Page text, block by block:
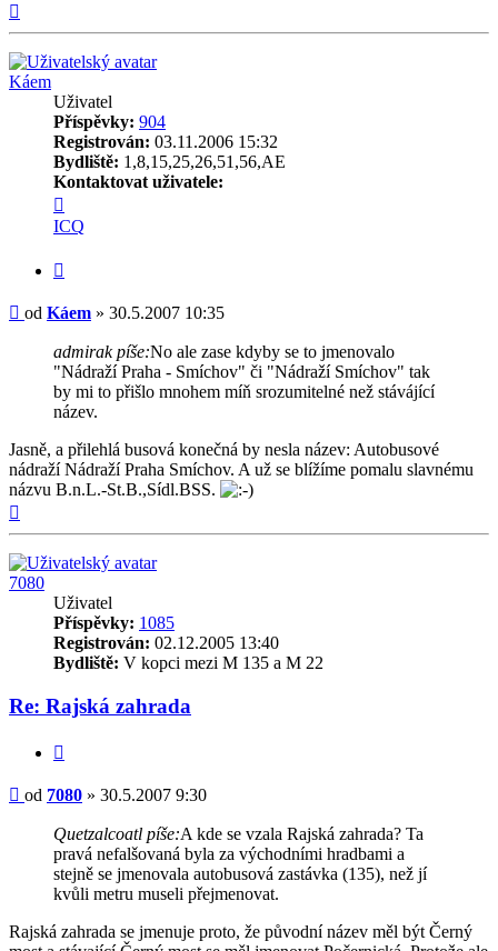
Káem
Uživatel
Příspěvky: 904
Registrován: 03.11.2006 15:32
Bydliště: 1,8,15,25,26,51,56,AE
Kontaktovat uživatele:
uživatele
Káem
ICQ
Příspěvek
od Káem » 30.5.2007 10:35
admirak píše:No ale zase kdyby se to jmenovalo
"Nádraží Praha - Smíchov" či "Nádraží Smíchov" tak
by mi to přišlo mnohem míň srozumitelné než stávájící
název.
Jasně, a přilehlá busová konečná by nesla název: Autobusové
nádraží Nádraží Praha Smíchov. A už se blížíme pomalu slavnému
názvu B.n.L.-St.B.,Sídl.BSS.
7080
Uživatel
Příspěvky: 1085
Registrován: 02.12.2005 13:40
Bydliště: V kopci mezi M 135 a M 22
Re: Rajská zahrada
Příspěvek
od 7080 » 30.5.2007 9:30
Quetzalcoatl píše:A kde se vzala Rajská zahrada? Ta
pravá nefalšovaná byla za východními hradbami a
stejně se jmenovala autobusová zastávka (135), než jí
kvůli metru museli přejmenovat.
Rajská zahrada se jmenuje proto, že původní název měl být Černý